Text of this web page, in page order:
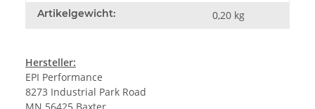
Artikelgewicht: 0,20 kg
Hersteller:
EPI Performance
8273 Industrial Park Road